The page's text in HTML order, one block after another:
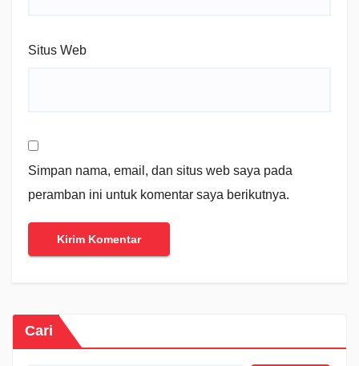
Situs Web
Simpan nama, email, dan situs web saya pada
peramban ini untuk komentar saya berikutnya.
Cari